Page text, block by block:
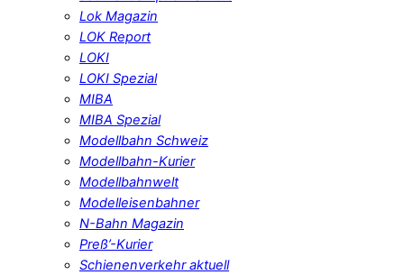
Lok Magazin
LOK Report
LOKI
LOKI Spezial
MIBA
MIBA Spezial
Modellbahn Schweiz
Modellbahn-Kurier
Modellbahnwelt
Modelleisenbahner
N-Bahn Magazin
Preß’-Kurier
Schienenverkehr aktuell